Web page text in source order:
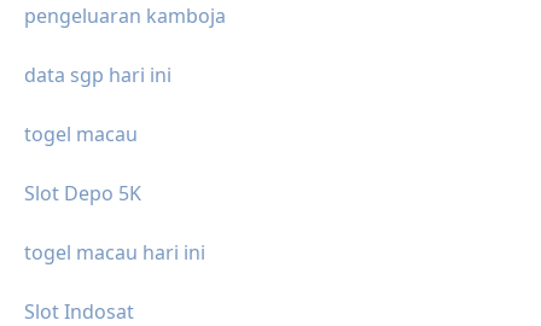
pengeluaran kamboja
data sgp hari ini
togel macau
Slot Depo 5K
togel macau hari ini
Slot Indosat